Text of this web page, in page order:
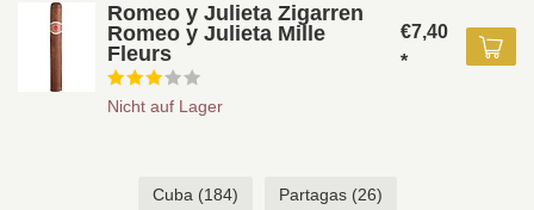
Romeo y Julieta Zigarren
Romeo y Julieta Mille
Fleurs
Nicht auf Lager
€7,40
*
Cuba (184) Partagas (26)